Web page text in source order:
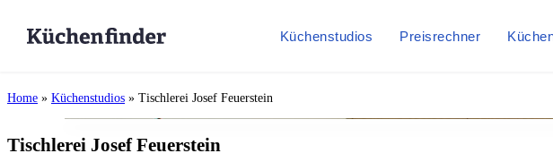
Küchenstudios Preisrechner
Home » Küchenstudios » Tischlerei Josef Feuerstein
Tischlerei Josef Feuerstein